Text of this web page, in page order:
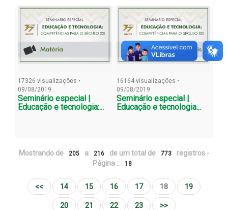
17326 visualizações •
09/08/2019
Seminário especial |
Educação e tecnologia:...
16164 visualizações •
09/08/2019
Seminário especial |
Educação e tecnologia...
Mostrando de 205 a 216 de um total de 773
registros -
Página ::
18
<< 14 15 16 17 18 19
20 21 22 23 >>